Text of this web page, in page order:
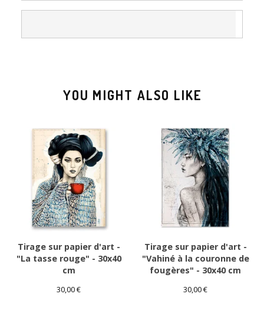
YOU MIGHT ALSO LIKE
Tirage sur papier d'art -
"La tasse rouge" - 30x40
cm
30,00€
Tirage sur papier d'art -
"Vahiné à la couronne de
fougères" - 30x40 cm
30,00€